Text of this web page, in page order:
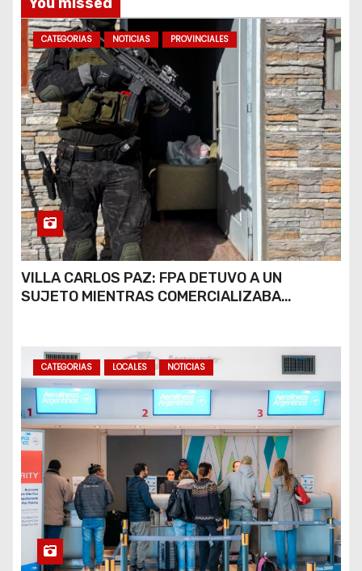
CATEGORIAS NOTICIAS PROVINCIALES
VILLA CARLOS PAZ: FPA DETUVO A UN
SUJETO MIENTRAS COMERCIALIZABA
CATEGORIAS LOCALES NOTICIAS